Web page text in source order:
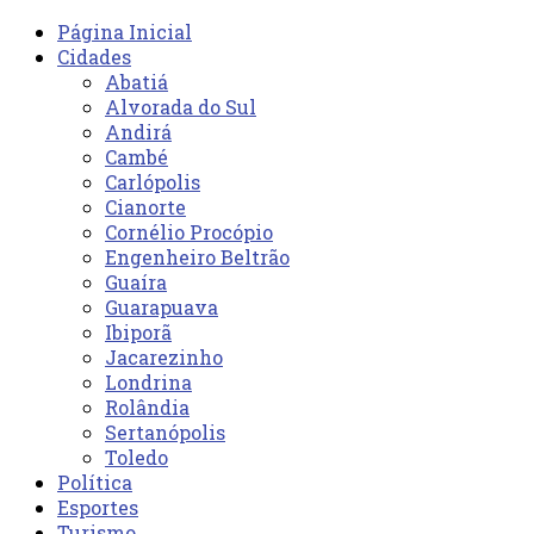
Página Inicial
Cidades
Abatiá
Alvorada do Sul
Andirá
Cambé
Carlópolis
Cianorte
Cornélio Procópio
Engenheiro Beltrão
Guaíra
Guarapuava
Ibiporã
Jacarezinho
Londrina
Rolândia
Sertanópolis
Toledo
Política
Esportes